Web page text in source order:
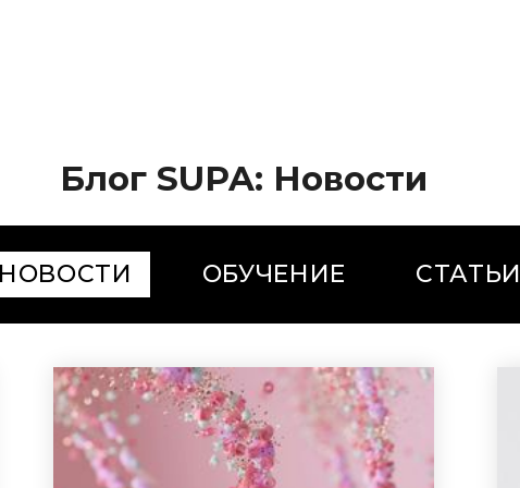
Блог SUPA: Новости
ОБУЧЕНИЕ СТАТЬИ